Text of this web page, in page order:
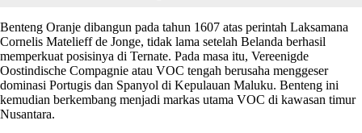
Benteng Oranje dibangun pada tahun 1607 atas perintah Laksamana
Cornelis Matelieff de Jonge, tidak lama setelah Belanda berhasil
memperkuat posisinya di Ternate. Pada masa itu, Vereenigde
Oostindische Compagnie atau VOC tengah berusaha menggeser
dominasi Portugis dan Spanyol di Kepulauan Maluku. Benteng ini
kemudian berkembang menjadi markas utama VOC di kawasan timur
Nusantara.